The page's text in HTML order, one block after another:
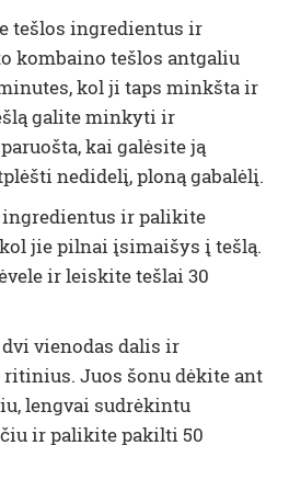
tešlos ingredientus ir
kombaino tešlos antgaliu
kol ji taps minkšta ir
galite minkyti ir
kai galėsite ją
nedidelį, ploną gabalėlį.
ingredientus ir palikite
jie pilnai įsimaišys į tešlą.
ir leiskite tešlai 30
vienodas dalis ir
Juos šonu dėkite ant
lengvai sudrėkintu
ir palikite pakilti 50